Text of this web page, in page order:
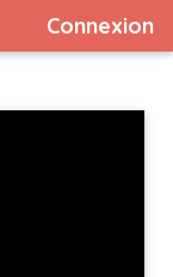
Connexion